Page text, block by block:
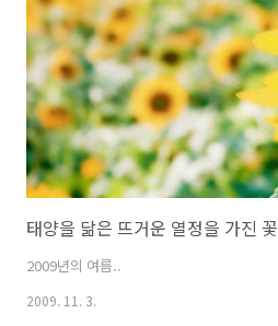
태양을 닮은 뜨거운 열정을 가진 꽃
2009년의 여름..
2009. 11. 3.